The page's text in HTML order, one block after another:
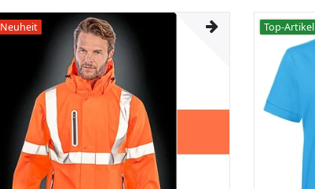
Neuheit Top-Artikel